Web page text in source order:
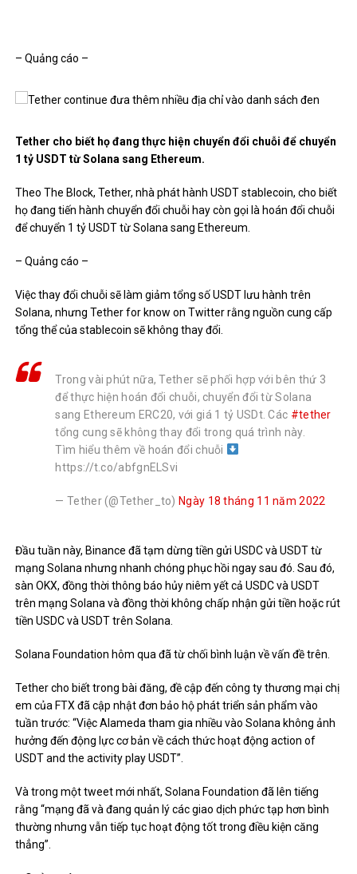
– Quảng cáo –
Tether cho biết họ đang thực hiện chuyển đổi chuỗi để chuyển
1 tỷ USDT từ Solana sang Ethereum.
Theo The Block,Tether, nhà phát hành USDT stablecoin, cho biết
họ đang tiến hành chuyển đổi chuỗi hay còn gọi là hoán đổi chuỗi
để chuyển 1 tỷ USDT từ Solana sang Ethereum.
– Quảng cáo –
Việc thay đổi chuỗi sẽ làm giảm tổng số USDT lưu hành trên
Solana, nhưng Tetherfor know on Twitterrằng nguồn cung cấp
tổng thể của stablecoin sẽ không thay đổi.
Trong vài phút nữa, Tether sẽ phối hợp với bên thứ 3
để thực hiện hoán đổi chuỗi, chuyển đổi từ Solana
sang Ethereum ERC20, với giá 1 tỷ USDt. Các #tether
tổng cung sẽ không thay đổi trong quá trình này.
Tìm hiểu thêm về hoán đổi chuỗi
https://t.co/abfgnELSvi
— Tether (@Tether_to) Ngày 18 tháng 11 năm 2022
Đầu tuần này, Binance đã tạm dừng tiền gửi USDC và USDT từ
mạng Solana nhưng nhanh chóng phục hồi ngay sau đó. Sau đó,
sàn OKX, đồng thời thông báo hủy niêm yết cả USDC và USDT
trên mạng Solana và đồng thời không chấp nhận gửi tiền hoặc rút
tiền USDC và USDT trên Solana.
Solana Foundation hôm qua đã từ chối bình luận về vấn đề trên.
Tether cho biết trong bài đăng, đề cập đến công ty thương mại chị
em của FTX đã cập nhật đơn bảo hộ phát triển sản phẩm vào
tuần trước: “Việc Alameda tham gia nhiều vào Solana không ảnh
hưởng đến động lực cơ bản về cách thức hoạt động action of
USDT and the activity play USDT”.
Và trong một tweet mới nhất, Solana Foundation đã lên tiếng
rằng “mạng đã và đang quản lý các giao dịch phức tạp hơn bình
thường nhưng vẫn tiếp tục hoạt động tốt trong điều kiện căng
thẳng”.